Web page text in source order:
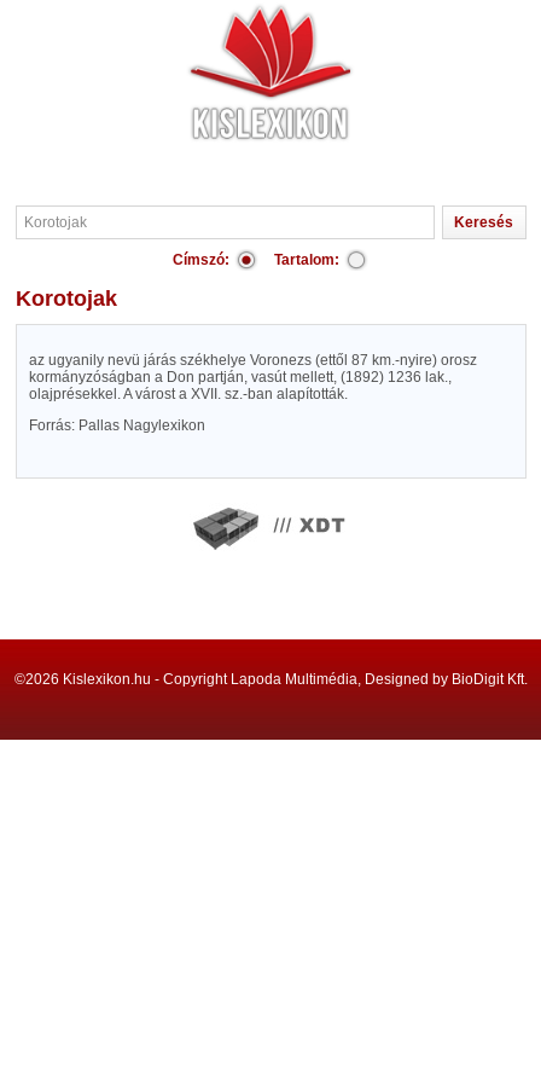
Címszó: Tartalom:
Korotojak
az ugyanily nevü járás székhelye Voronezs (ettől 87 km.-nyire) orosz
kormányzóságban a Don partján, vasút mellett, (1892) 1236 lak.,
olajprésekkel. A várost a XVII. sz.-ban alapították.
Forrás: Pallas Nagylexikon
©2026 Kislexikon.hu - Copyright Lapoda Multimédia, Designed by BioDigit Kft.